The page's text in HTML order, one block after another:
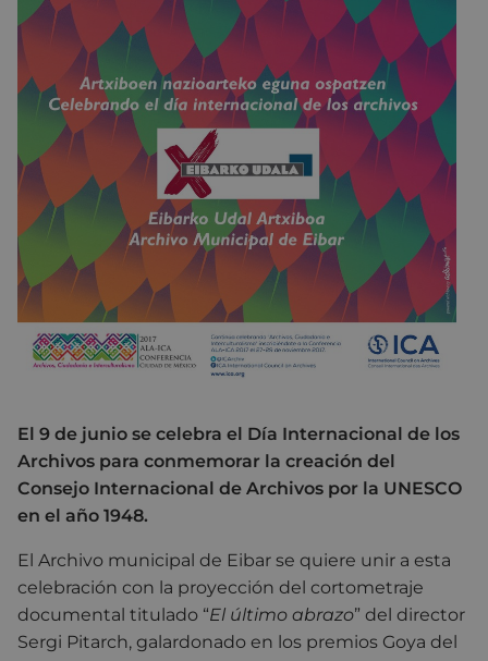
El 9 de junio se celebra el Día Internacional de los
Archivos para conmemorar la creación del
Consejo Internacional de Archivos por la UNESCO
en el año 1948.
El Archivo municipal de Eibar se quiere unir a esta
celebración con la proyección del cortometraje
documental titulado “El último abrazo” del director
Sergi Pitarch, galardonado en los premios Goya del